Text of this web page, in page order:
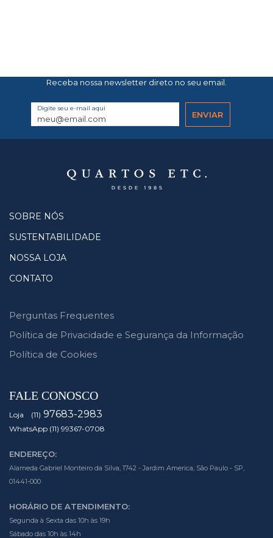
Receba nossa newsletter direto no seu email.
Digite seu e-mail aqui
SOBRE NÓS
SUSTENTABILIDADE
NOSSA LOJA
CONTATO
Perguntas Frequentes
Política de Privacidade e Segurança da Informação
Política de Cookies
FALE CONOSCO
Loja (11) 97683-2983
WhatsApp (11) 99367-0708
ENDEREÇO:
Alameda Gabriel Monteiro da Silva, 1742 - Jardim America, São Paulo - SP,
01441-000
HORÁRIO DE ATENDIMENTO:
Segunda à Sexta das 10h às 19h
Sábado das 10h às 14h